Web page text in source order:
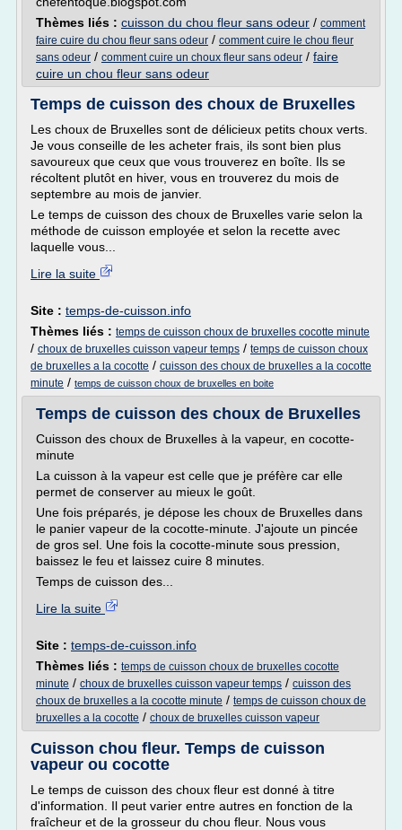
Thèmes liés : cuisson du chou fleur sans odeur / comment
faire cuire du chou fleur sans odeur / comment cuire le chou fleur
sans odeur / comment cuire un choux fleur sans odeur / faire
cuire un chou fleur sans odeur
Temps de cuisson des choux de Bruxelles
Les choux de Bruxelles sont de délicieux petits choux verts.
Je vous conseille de les acheter frais, ils sont bien plus
savoureux que ceux que vous trouverez en boîte. Ils se
récoltent plutôt en hiver, vous en trouverez du mois de
septembre au mois de janvier.
Le temps de cuisson des choux de Bruxelles varie selon la
méthode de cuisson employée et selon la recette avec
laquelle vous...
Lire la suite
Site : temps-de-cuisson.info
Thèmes liés : temps de cuisson choux de bruxelles cocotte minute
/ choux de bruxelles cuisson vapeur temps / temps de cuisson choux
de bruxelles a la cocotte / cuisson des choux de bruxelles a la cocotte
minute / temps de cuisson choux de bruxelles en boite
Temps de cuisson des choux de Bruxelles
Cuisson des choux de Bruxelles à la vapeur, en cocotte-
minute
La cuisson à la vapeur est celle que je préfère car elle
permet de conserver au mieux le goût.
Une fois préparés, je dépose les choux de Bruxelles dans
le panier vapeur de la cocotte-minute. J'ajoute un pincée
de gros sel. Une fois la cocotte-minute sous pression,
baissez le feu et laissez cuire 8 minutes.
Temps de cuisson des...
Lire la suite
Site : temps-de-cuisson.info
Thèmes liés : temps de cuisson choux de bruxelles cocotte
minute / choux de bruxelles cuisson vapeur temps / cuisson des
choux de bruxelles a la cocotte minute / temps de cuisson choux de
bruxelles a la cocotte / choux de bruxelles cuisson vapeur
Cuisson chou fleur. Temps de cuisson
vapeur ou cocotte
Le temps de cuisson des choux fleur est donné à titre
d'information. Il peut varier entre autres en fonction de la
fraîcheur et de la grosseur du chou fleur. Nous vous